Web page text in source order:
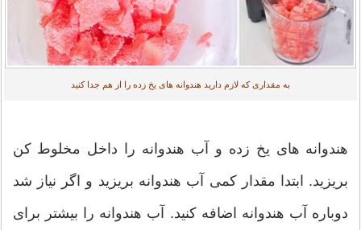
به مقداری که لازم دارید هندوانه های یخ زده را از هم جدا کنید
هندوانه های یخ زده و آب هندوانه را داخل مخلوط کن
بریزید. ابتدا مقدار کمی آب هندوانه بریزید و اگر نیاز شد
دوباره آب هندوانه اضافه کنید. آب هندوانه را بیشتر برای